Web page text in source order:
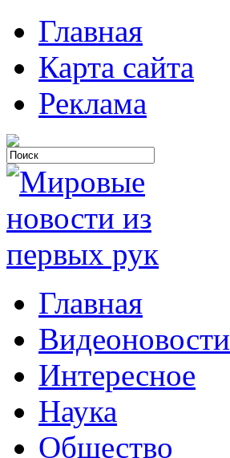
Главная
Карта сайта
Реклама
Главная
Видеоновости
Интересное
Наука
Общество